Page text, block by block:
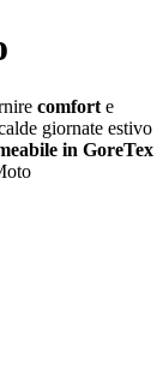
comfort e
giornate estivo
in GoreTex